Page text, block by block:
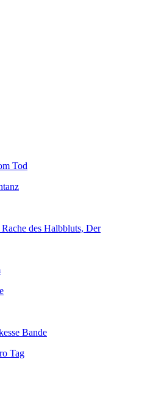
Tod
des Halbbluts, Der
Bande
Tag